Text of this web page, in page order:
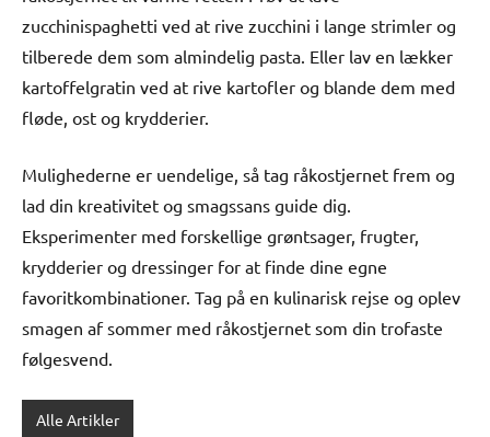
zucchinispaghetti ved at rive zucchini i lange strimler og
tilberede dem som almindelig pasta. Eller lav en lækker
kartoffelgratin ved at rive kartofler og blande dem med
fløde, ost og krydderier.
Mulighederne er uendelige, så tag råkostjernet frem og
lad din kreativitet og smagssans guide dig.
Eksperimenter med forskellige grøntsager, frugter,
krydderier og dressinger for at finde dine egne
favoritkombinationer. Tag på en kulinarisk rejse og oplev
smagen af sommer med råkostjernet som din trofaste
følgesvend.
Alle Artikler